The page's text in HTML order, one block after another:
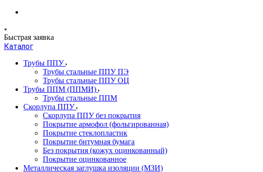
Быстрая заявка
Каталог
Трубы ППУ
Трубы стальные ППУ ПЭ
Трубы стальные ППУ ОЦ
Трубы ППМ (ППМИ)
Трубы стальные ППМ
Скорлупа ППУ
Скорлупа ППУ без покрытия
Покрытие армофол (фольгированная)
Покрытие стеклопластик
Покрытие битумная бумага
Без покрытия (кожух оцинкованный)
Покрытие оцинкованное
Металлическая заглушка изоляции (МЗИ)